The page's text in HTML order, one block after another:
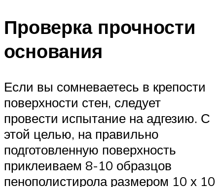
Проверка прочности
основания
Если вы сомневаетесь в крепости
поверхности стен, следует
провести испытание на адгезию. С
этой целью, на правильно
подготовленную поверхность
приклеиваем 8-10 образцов
пенополистирола размером 10 х 10